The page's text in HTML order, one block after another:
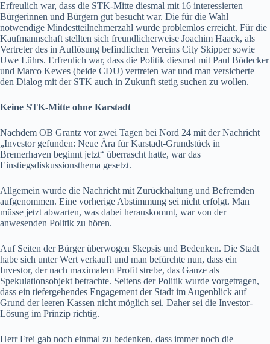
Erfreulich war, dass die STK-Mitte diesmal mit 16 interessierten
Bürgerinnen und Bürgern gut besucht war. Die für die Wahl
notwendige Mindestteilnehmerzahl wurde problemlos erreicht. Für die
Kaufmannschaft stellten sich freundlicherweise Joachim Haack, als
Vertreter des in Auflösung befindlichen Vereins City Skipper sowie
Uwe Lührs. Erfreulich war, dass die Politik diesmal mit Paul Bödecker
und Marco Kewes (beide CDU) vertreten war und man versicherte
den Dialog mit der STK auch in Zukunft stetig suchen zu wollen.
Keine STK-Mitte ohne Karstadt
Nachdem OB Grantz vor zwei Tagen bei Nord 24 mit der Nachricht
„Investor gefunden: Neue Ära für Karstadt-Grundstück in
Bremerhaven beginnt jetzt“ überrascht hatte, war das
Einstiegsdiskussionsthema gesetzt.
Allgemein wurde die Nachricht mit Zurückhaltung und Befremden
aufgenommen. Eine vorherige Abstimmung sei nicht erfolgt. Man
müsse jetzt abwarten, was dabei herauskommt, war von der
anwesenden Politik zu hören.
Auf Seiten der Bürger überwogen Skepsis und Bedenken. Die Stadt
habe sich unter Wert verkauft und man befürchte nun, dass ein
Investor, der nach maximalem Profit strebe, das Ganze als
Spekulationsobjekt betrachte. Seitens der Politik wurde vorgetragen,
dass ein tiefergehendes Engagement der Stadt im Augenblick auf
Grund der leeren Kassen nicht möglich sei. Daher sei die Investor-
Lösung im Prinzip richtig.
Herr Frei gab noch einmal zu bedenken, dass immer noch die